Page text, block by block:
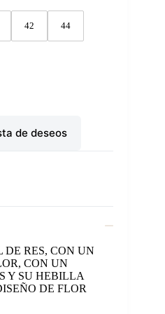
42 44
de deseos
DE RES, CON UN
CON UN
Y SU HEBILLA
DE FLOR